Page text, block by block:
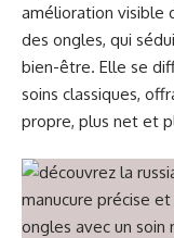
amélioration visible
des ongles, qui
bien-être. Elle se
soins classiques,
propre, plus net et